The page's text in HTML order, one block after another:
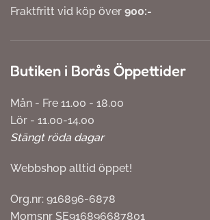
Fraktfritt vid köp över 900:-
Butiken i Borås Öppettider
Mån - Fre 11.00 - 18.00
Lör - 11.00-14.00
Stängt röda dagar
Webbshop alltid öppet!
Org.nr: 916896-6878
Momsnr SE916896687801